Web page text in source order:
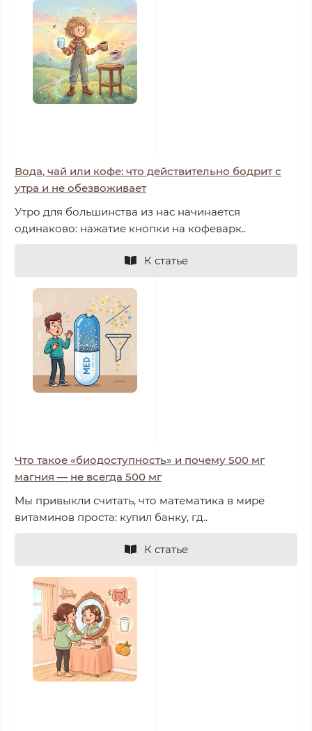
Вода, чай или кофе: что действительно бодрит с
утра и не обезвоживает
Утро для большинства из нас начинается
одинаково: нажатие кнопки на кофеварк..
К статье
Что такое «биодоступность» и почему 500 мг
магния — не всегда 500 мг
Мы привыкли считать, что математика в мире
витаминов проста: купил банку, гд..
К статье